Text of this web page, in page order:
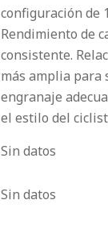
configuración de
Rendimiento de
consistente.
más amplia para
engranaje
el estilo del
Sin datos
Sin datos